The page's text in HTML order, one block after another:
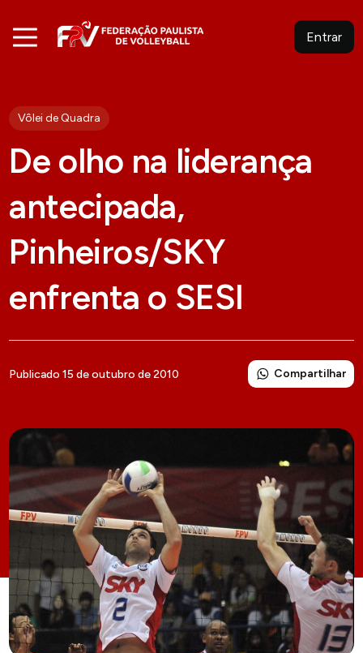
Entrar
Vôlei de Quadra
De olho na liderança
antecipada,
Pinheiros/SKY
enfrenta o SESI
Publicado 15 de outubro de 2010 Compartilhar